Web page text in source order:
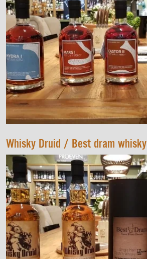
Whisky Druid / Best dram whisky